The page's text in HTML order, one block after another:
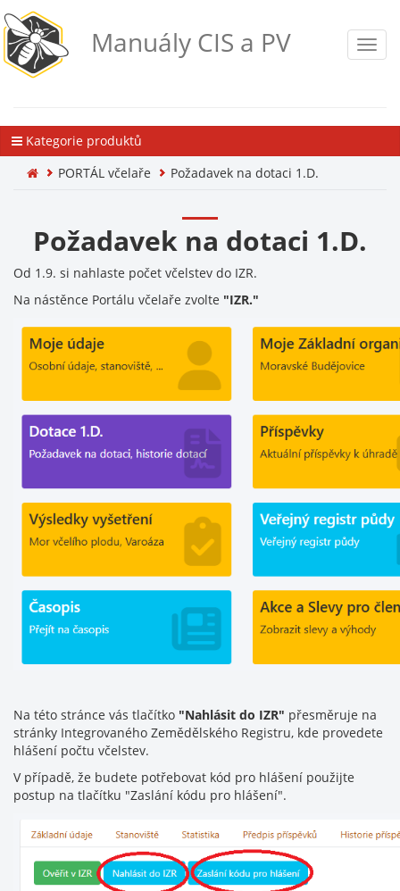
Manuály CIS a PV
Kategorie produktů
PORTÁL včelaře
Požadavek na dotaci 1.D.
Požadavek na dotaci 1.D.
Od 1.9. si nahlaste počet včelstev do IZR.
Na nástěnce Portálu včelaře zvolte "IZR."
Na této stránce vás tlačítko "Nahlásit do IZR" přesměruje na
stránky Integrovaného Zemědělského Registru, kde provedete
hlášení počtu včelstev.
V případě, že budete potřebovat kód pro hlášení použijte
postup na tlačítku "Zaslání kódu pro hlášení".